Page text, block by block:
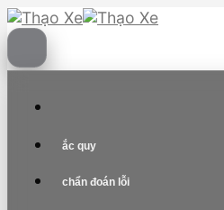
Skip
to
content
ắc quy
chẩn đoán lỗi